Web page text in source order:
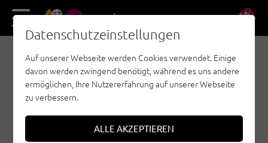
17 DE EN
SPOTS ZUM START IN DIE
KLETTERSAISON
Region Innsbruck, Sportklettern
Datenschutzeinstellungen
Auf unserer Webseite werden Cookies verwendet. Einige
davon werden zwingend benötigt, während es uns andere
ermöglichen, Ihre Nutzererfahrung auf unserer Webseite
zu verbessern.
ALLE AKZEPTIEREN